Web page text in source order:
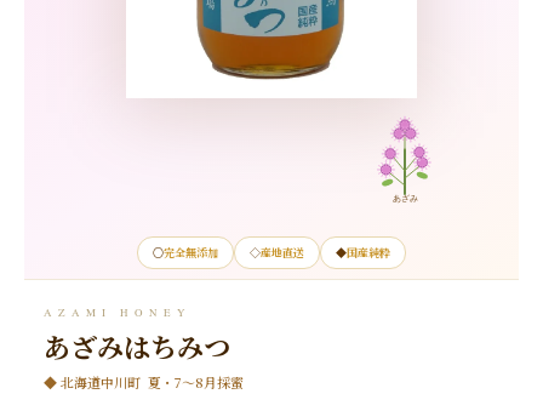
あざみ
○完全無添加 ◇産地直送 ◆国産純粋
AZAMI HONEY
あざみはちみつ
◆ 北海道中川町 夏・7～8月採蜜